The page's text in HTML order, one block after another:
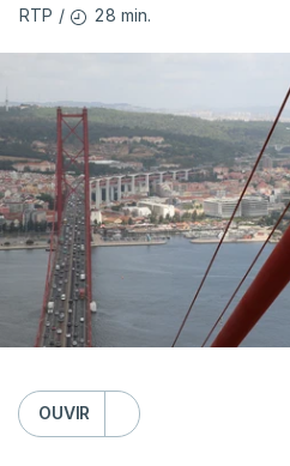
RTP / 28 min.
OUVIR